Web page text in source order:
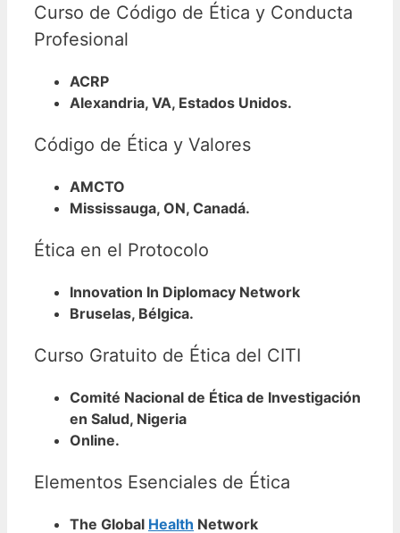
Curso de Código de Ética y Conducta
Profesional
ACRP
Alexandria, VA, Estados Unidos.
Código de Ética y Valores
AMCTO
Mississauga, ON, Canadá.
Ética en el Protocolo
Innovation In Diplomacy Network
Bruselas, Bélgica.
Curso Gratuito de Ética del CITI
Comité Nacional de Ética de Investigación
en Salud, Nigeria
Online.
Elementos Esenciales de Ética
The Global Health Network